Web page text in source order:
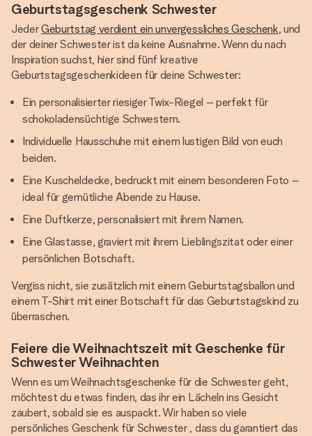
Geburtstagsgeschenk Schwester
JederGeburtstag verdient ein unvergessliches Geschenk, und
der deiner Schwester ist da keine Ausnahme. Wenn du nach
Inspiration suchst, hier sind fünf kreative
Geburtstagsgeschenkideen für deine Schwester:
Ein personalisierter riesiger Twix-Riegel – perfekt für
schokoladensüchtige Schwestern.
Individuelle Hausschuhe mit einem lustigen Bild von euch
beiden.
Eine Kuscheldecke, bedruckt mit einem besonderen Foto –
ideal für gemütliche Abende zu Hause.
Eine Duftkerze, personalisiert mit ihrem Namen.
Eine Glastasse, graviert mit ihrem Lieblingszitat oder einer
persönlichen Botschaft.
Vergiss nicht, sie zusätzlich mit einem Geburtstagsballon und
einem T-Shirt mit einer Botschaft für das Geburtstagskind zu
überraschen.
Feiere die Weihnachtszeit mit Geschenke für
Schwester Weihnachten
Wenn es um Weihnachtsgeschenke für die Schwester geht,
möchtest du etwas finden, das ihr ein Lächeln ins Gesicht
zaubert, sobald sie es auspackt. Wir haben so viele
persönliches Geschenk für Schwester , dass du garantiert das